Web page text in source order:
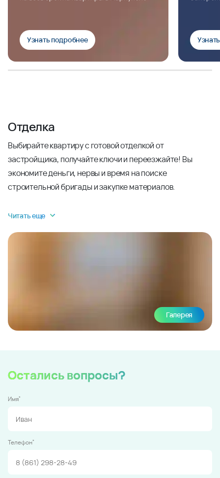
Узнать подробнее
Отделка
Выбирайте квартиру с готовой отделкой от
застройщика, получайте ключи и переезжайте! Вы
экономите деньги, нервы и время на поиске
строительной бригады и закупке материалов.
Читать еще
Галерея
Остались вопросы?
Имя*
Телефон*